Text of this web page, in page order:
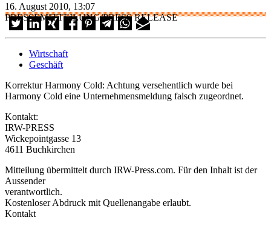
16. August 2010, 13:07
PRESSEMITTEILUNG/PRESS RELEASE
Wirtschaft
Geschäft
Korrektur Harmony Cold: Achtung versehentlich wurde bei
Harmony Cold eine Unternehmensmeldung falsch zugeordnet.
Kontakt:
IRW-PRESS
Wickepointgasse 13
4611 Buchkirchen
Mitteilung übermittelt durch IRW-Press.com. Für den Inhalt ist der
Aussender
verantwortlich.
Kostenloser Abdruck mit Quellenangabe erlaubt.
Kontakt